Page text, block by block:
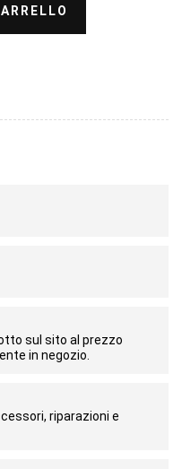
sul sito al prezzo
in negozio.
riparazioni e